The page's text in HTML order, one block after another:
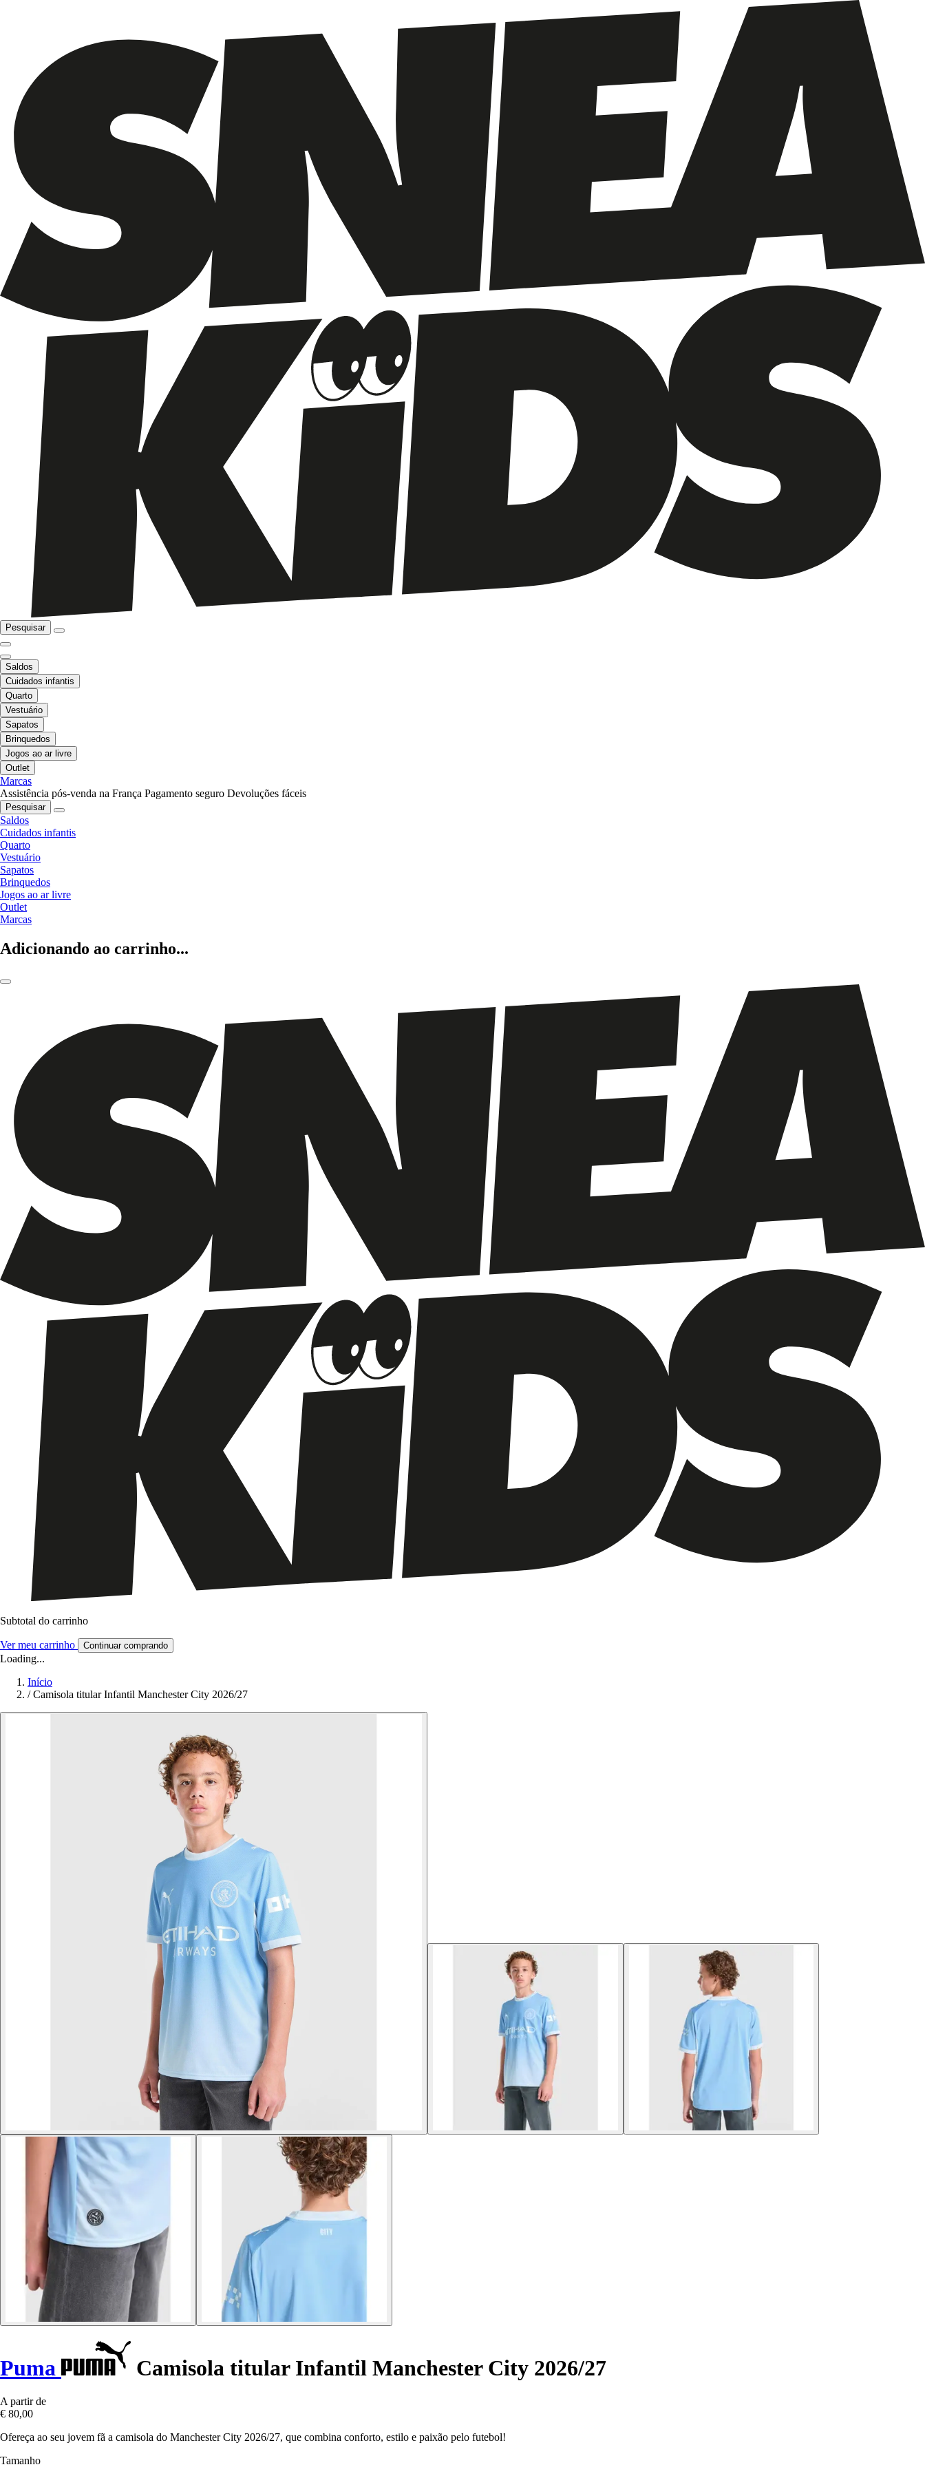
Pesquisar
Saldos
Cuidados infantis
Quarto
Vestuário
Sapatos
Brinquedos
Jogos ao ar livre
Outlet
Marcas
Assistência pós-venda na França Pagamento seguro Devoluções fáceis
Pesquisar
Saldos
Cuidados infantis
Quarto
Vestuário
Sapatos
Brinquedos
Jogos ao ar livre
Outlet
Marcas
Adicionando ao carrinho...
Subtotal do carrinho
Ver meu carrinho Continuar comprando
Loading...
Início
/ Camisola titular Infantil Manchester City 2026/27
Puma Camisola titular Infantil Manchester City 2026/27
A partir de
€ 80,00
Ofereça ao seu jovem fã a camisola do Manchester City 2026/27, que combina conforto, estilo e paixão pelo futebol!
Tamanho